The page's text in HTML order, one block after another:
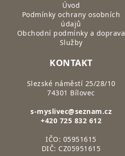
Úvod
Podmínky ochrany osobních
údajů
Obchodní podmínky a doprava
Služby
KONTAKT
Slezské náměstí 25/28/10
74301 Bílovec
s-myslivec@seznam.cz
+420 725 832 612
IČO: 05951615
DIČ: CZ05951615